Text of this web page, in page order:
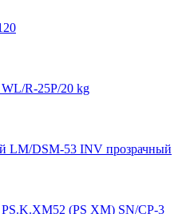
R-25P/20 kg
LM/DSM-53 INV прозрачный
(PS XM) SN/CP-3